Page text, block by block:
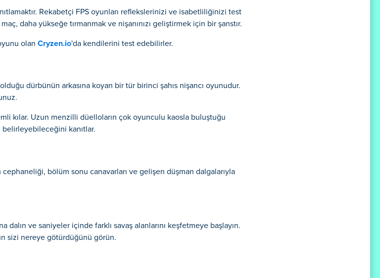
Rekabetçi FPS oyunları reflekslerinizi ve isabetliliğinizi test
daha yükseğe tırmanmak ve nişanınızı geliştirmek için bir şanstır.
olan Cryzen.io'da kendilerini test edebilirler.
dürbünün arkasına koyan bir tür birinci şahıs nişancı oyunudur.
kılar. Uzun menzilli düelloların çok oyunculu kaosla buluştuğu
belirleyebileceğini kanıtlar.
bölüm sonu canavarları ve gelişen düşman dalgalarıyla
dalın ve saniyeler içinde farklı savaş alanlarını keşfetmeye başlayın.
sizi nereye götürdüğünü görün.